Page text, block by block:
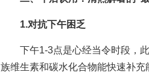
1.对抗下午困乏
下午1-3点是心经当令时段，此
族维生素和碳水化合物能快速补充